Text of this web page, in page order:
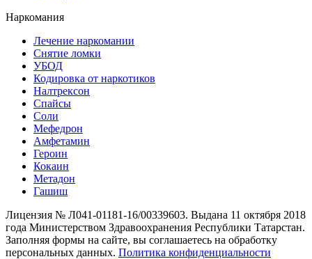
Наркомания
Лечение наркомании
Снятие ломки
УБОД
Кодировка от наркотиков
Налтрексон
Спайсы
Соли
Мефедрон
Амфетамин
Героин
Кокаин
Метадон
Гашиш
Лицензия № Л041-01181-16/00339603. Выдана 11 октября 2018
года Министерством Здравоохранения Республики Татарстан.
Заполняя формы на сайте, вы соглашаетесь на обработку
персональных данных. Политика конфиденциальности